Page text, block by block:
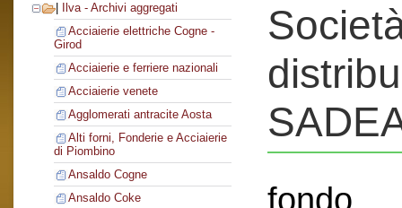
Ilva - Archivi aggregati
Acciaierie elettriche Cogne -
Girod
Acciaierie e ferriere nazionali
Acciaierie venete
Agglomerati antracite Aosta
Alti forni, Fonderie e Acciaierie
di Piombino
Ansaldo Cogne
Ansaldo Coke
fondo